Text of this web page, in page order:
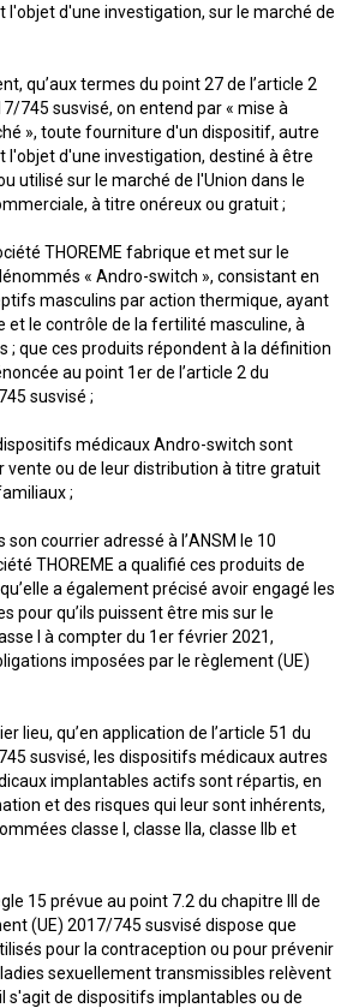
d'une investigation, sur le marché de
qu’aux termes du point 27 de l’article 2
745 susvisé, on entend par « mise à
», toute fourniture d'un dispositif, autre
d'une investigation, destiné à être
utilisé sur le marché de l'Union dans le
à titre onéreux ou gratuit ;
THOREME fabrique et met sur le
« Andro-switch », consistant en
masculins par action thermique, ayant
et le contrôle de la fertilité masculine, à
; que ces produits répondent à la définition
au point 1er de l’article 2 du
susvisé ;
médicaux Andro-switch sont
vente ou de leur distribution à titre gratuit
;
son courrier adressé à l’ANSM le 10
THOREME a qualifié ces produits de
a également précisé avoir engagé les
pour qu’ils puissent être mis sur le
I à compter du 1er février 2021,
imposées par le règlement (UE)
lieu, qu’en application de l’article 51 du
susvisé, les dispositifs médicaux autres
implantables actifs sont répartis, en
et des risques qui leur sont inhérents,
classe I, classe IIa, classe IIb et
15 prévue au point 7.2 du chapitre III de
(UE) 2017/745 susvisé dispose que
pour la contraception ou pour prévenir
sexuellement transmissibles relèvent
s'agit de dispositifs implantables ou de